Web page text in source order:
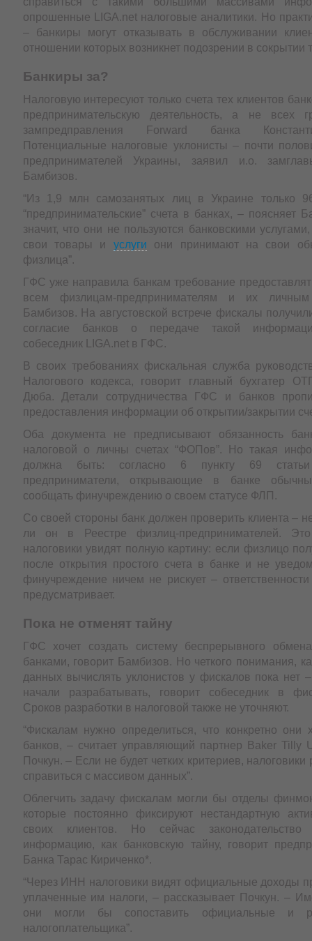
опрошенные LIGA.net налоговые аналитики. Но
– банкиры могут отказывать в обслуживании
отношении которых возникнет подозрении в сокрытии
Банкиры за?
Налоговую интересуют только счета тех клиентов
предпринимательскую деятельность, а не всех
зампредправления Forward банка
Потенциальные налоговые уклонисты – почти
предпринимателей Украины, заявил и.о.
Бамбизов.
“Из 1,9 млн самозанятых лиц в Украине только
“предпринимательские” счета в банках, – поясняет
значит, что они не пользуются банковскими
свои товары и услуги они принимают на свои
физлица”.
ГФС уже направила банкам требование
всем физлицам-предпринимателям и их
Бамбизов. На августовской встрече фискалы
согласие банков о передаче такой
собеседник LIGA.net в ГФС.
В своих требованиях фискальная служба
Налогового кодекса, говорит главный бухгатер
Дюба. Детали сотрудничества ГФС и банков
предоставления информации об открытии/закрытии
Оба документа не предписывают обязанность
налоговой о личны счетах “ФОПов”. Но такая
должна быть: согласно 6 пункту 69
предприниматели, открывающие в банке
сообщать финучреждению о своем статусе ФЛП.
Со своей стороны банк должен проверить клиента –
ли он в Реестре физлиц-предпринимателей.
налоговики увидят полную картину: если физлицо
после открытия простого счета в банке и не
финучреждение ничем не рискует –
предусматривает.
Пока не отменят тайну
ГФС хочет создать систему беспрерывного
банками, говорит Бамбизов. Но четкого понимания,
данных вычислять уклонистов у фискалов пока нет
начали разрабатывать, говорит собеседник в
Сроков разработки в налоговой также не уточняют.
“Фискалам нужно определиться, что конкретно они
банков, – считает управляющий партнер Baker Tilly
Почкун. – Если не будет четких критериев, налоговики
справиться с массивом данных”.
Облегчить задачу фискалам могли бы отделы
которые постоянно фиксируют нестандартную
своих клиентов. Но сейчас законодательство
информацию, как банковскую тайну, говорит
Банка Тарас Кириченко*.
“Через ИНН налоговики видят официальные доходы
уплаченные им налоги, – рассказывает Почкун. –
они могли бы сопоставить официальные и
налогоплательщика”.